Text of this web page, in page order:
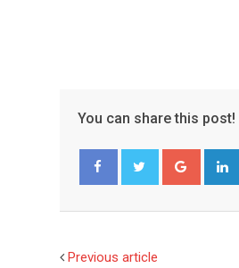
You can share this post!
Google+
Previous article